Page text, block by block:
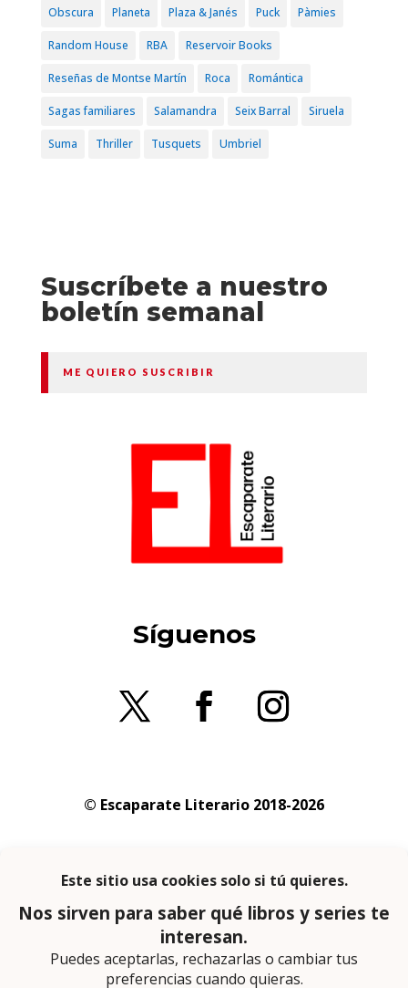
Obscura Planeta Plaza & Janés Puck Pàmies
Random House RBA Reservoir Books
Reseñas de Montse Martín Roca Romántica
Sagas familiares Salamandra Seix Barral Siruela
Suma Thriller Tusquets Umbriel
Suscríbete a nuestro
boletín semanal
ME QUIERO SUSCRIBIR
Síguenos
© Escaparate Literario 2018-2026
privacidad
En calidad de afiliado de Amazon obtengo
ingresos por las compras adscritas que